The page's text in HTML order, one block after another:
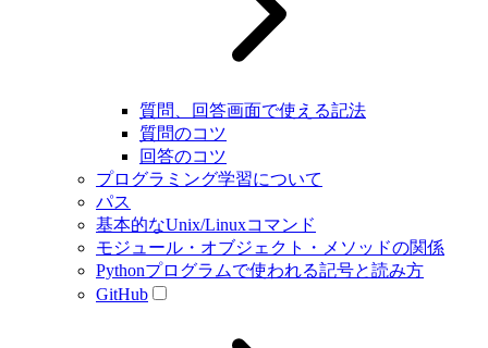
質問、回答画面で使える記法
質問のコツ
回答のコツ
プログラミング学習について
パス
基本的なUnix/Linuxコマンド
モジュール・オブジェクト・メソッドの関係
Pythonプログラムで使われる記号と読み方
GitHub